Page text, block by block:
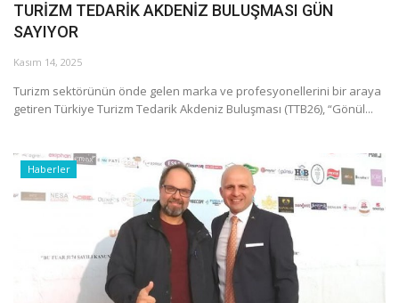
TURİZM TEDARİK AKDENİZ BULUŞMASI GÜN
SAYIYOR
Kasım 14, 2025
Turizm sektörünün önde gelen marka ve profesyonellerini bir araya
getiren Türkiye Turizm Tedarik Akdeniz Buluşması (TTB26), “Gönül...
Haberler